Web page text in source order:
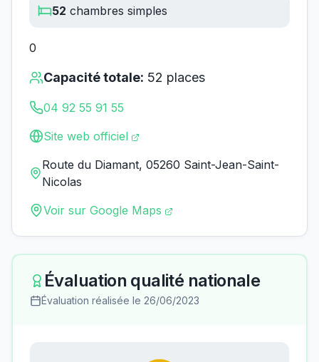
52 chambres simples
0
Capacité totale: 52 places
04 92 55 91 55
Site web officiel
Route du Diamant, 05260 Saint-Jean-Saint-
Nicolas
Voir sur Google Maps
Évaluation qualité nationale
Évaluation réalisée le 26/06/2023